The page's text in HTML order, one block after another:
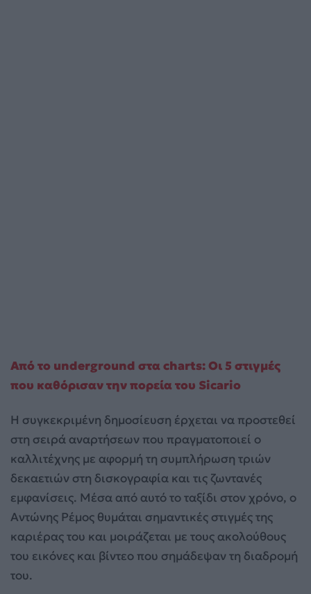
Από το underground στα charts: Οι 5 στιγμές
που καθόρισαν την πορεία του Sicario
Η συγκεκριμένη δημοσίευση έρχεται να προστεθεί
στη σειρά αναρτήσεων που πραγματοποιεί ο
καλλιτέχνης με αφορμή τη συμπλήρωση τριών
δεκαετιών στη δισκογραφία και τις ζωντανές
εμφανίσεις. Μέσα από αυτό το ταξίδι στον χρόνο, ο
Αντώνης Ρέμος θυμάται σημαντικές στιγμές της
καριέρας του και μοιράζεται με τους ακολούθους
του εικόνες και βίντεο που σημάδεψαν τη διαδρομή
του.